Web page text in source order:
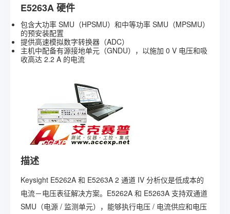
E5263A 硬件
包含大功率 SMU（HPSMU）和中等功率 SMU（MPSMU）
的预安装配置
提供高速模拟数字转换器（ADC）
主机中配备有源接地单元（GNDU），以施加 0 V 电压和吸
收高达 2.2 A 的电流
描述
Keysight E5262A 和 E5263A 2 通道 IV 分析仪是低成本的
电流－电压表征解决方案。E5262A 和 E5263A 支持双通道
SMU（电源 / 监测单元），能够执行电压 / 电流供应和电压